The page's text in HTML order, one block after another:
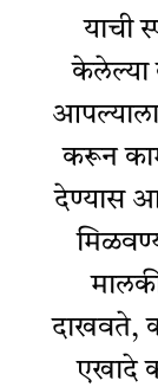
याची
केलेल्या
करून
देण्यास
दाखवते,
एखादे